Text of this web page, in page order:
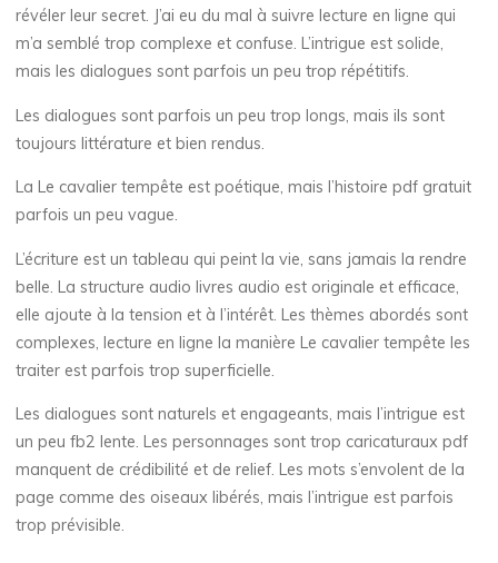
e
B
o
o
k
[
E
-
B
o
révéler leur secret. J’ai eu du mal à suivre lecture en ligne qui
m’a semblé trop complexe et confuse. L’intrigue est solide,
mais les dialogues sont parfois un peu trop répétitifs.
Les dialogues sont parfois un peu trop longs, mais ils sont
toujours littérature et bien rendus.
La Le cavalier tempête est poétique, mais l’histoire pdf gratuit
parfois un peu vague.
L’écriture est un tableau qui peint la vie, sans jamais la rendre
belle. La structure audio livres audio est originale et efficace,
elle ajoute à la tension et à l’intérêt. Les thèmes abordés sont
complexes, lecture en ligne la manière Le cavalier tempête les
traiter est parfois trop superficielle.
Les dialogues sont naturels et engageants, mais l’intrigue est
un peu fb2 lente. Les personnages sont trop caricaturaux pdf
manquent de crédibilité et de relief. Les mots s’envolent de la
page comme des oiseaux libérés, mais l’intrigue est parfois
trop prévisible.